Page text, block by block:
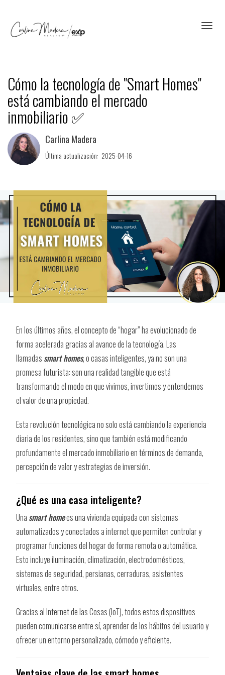
Cómo la tecnología de "Smart Homes"
está cambiando el mercado
inmobiliario ✅
Carlina Madera
Última actualización: 2025-04-16
En los últimos años, el concepto de “hogar” ha evolucionado de
forma acelerada gracias al avance de la tecnología. Las
llamadas smart homes, o casas inteligentes, ya no son una
promesa futurista: son una realidad tangible que está
transformando el modo en que vivimos, invertimos y entendemos
el valor de una propiedad.
Esta revolución tecnológica no solo está cambiando la experiencia
diaria de los residentes, sino que también está modificando
profundamente el mercado inmobiliario en términos de demanda,
percepción de valor y estrategias de inversión.
¿Qué es una casa inteligente?
Una smart homees una vivienda equipada con sistemas
automatizados y conectados a internet que permiten controlar y
programar funciones del hogar de forma remota o automática.
Esto incluye iluminación, climatización, electrodomésticos,
sistemas de seguridad, persianas, cerraduras, asistentes
virtuales, entre otros.
Gracias al Internet de las Cosas (IoT), todos estos dispositivos
pueden comunicarse entre sí, aprender de los hábitos del usuario y
ofrecer un entorno personalizado, cómodo y eficiente.